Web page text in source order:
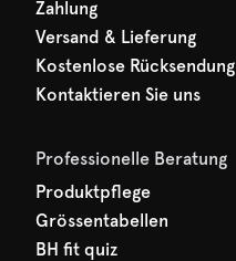
Zahlung
Versand & Lieferung
Kostenlose Rücksendung
Kontaktieren Sie uns
Professionelle Beratung
Produktpflege
Grössentabellen
BH fit quiz